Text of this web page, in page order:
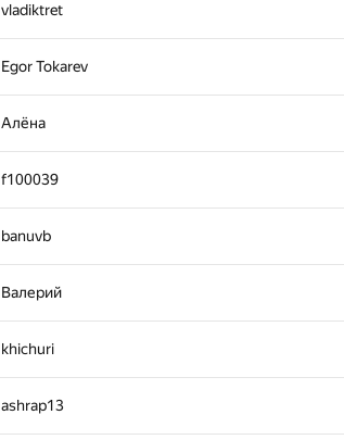
vladiktret
Egor Tokarev
Алёна
f100039
banuvb
Валерий
khichuri
ashrap13
Flame239
Orphelin